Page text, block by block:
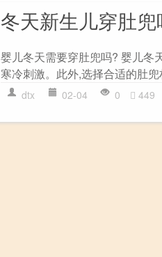
冬天新生儿穿肚兜
婴儿冬天需要穿肚兜吗? 婴儿冬
寒冷刺激。此外,选择合适的肚
dtx 02-04 0 449